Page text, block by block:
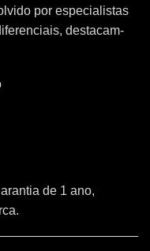
por especialistas
destacam-
de 1 ano,